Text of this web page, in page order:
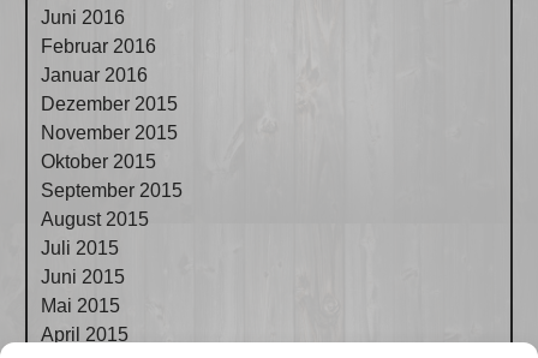
Juni 2016
Februar 2016
Januar 2016
Dezember 2015
November 2015
Oktober 2015
September 2015
August 2015
Juli 2015
Juni 2015
Mai 2015
April 2015